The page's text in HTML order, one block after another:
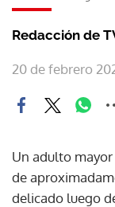
Redacción de
20 de febrero
Un adulto
de
delicado luego